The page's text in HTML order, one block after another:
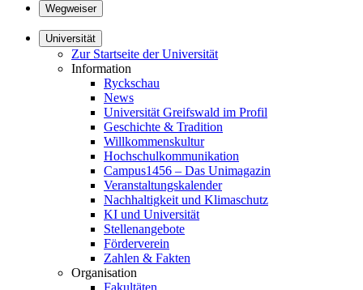
Wegweiser
Universität
Zur Startseite der Universität
Information
Ryckschau
News
Universität Greifswald im Profil
Geschichte & Tradition
Willkommenskultur
Hochschulkommunikation
Campus1456 – Das Unimagazin
Veranstaltungskalender
Nachhaltigkeit und Klimaschutz
KI und Universität
Stellenangebote
Förderverein
Zahlen & Fakten
Organisation
Fakultäten